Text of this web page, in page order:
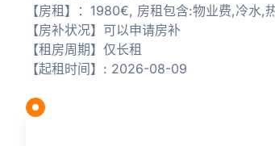
【房租】：1980€, 房租包含:物业费,冷水,
【房补状况】可以申请房补
【租房周期】仅长租
【起租时间】: 2026-08-09